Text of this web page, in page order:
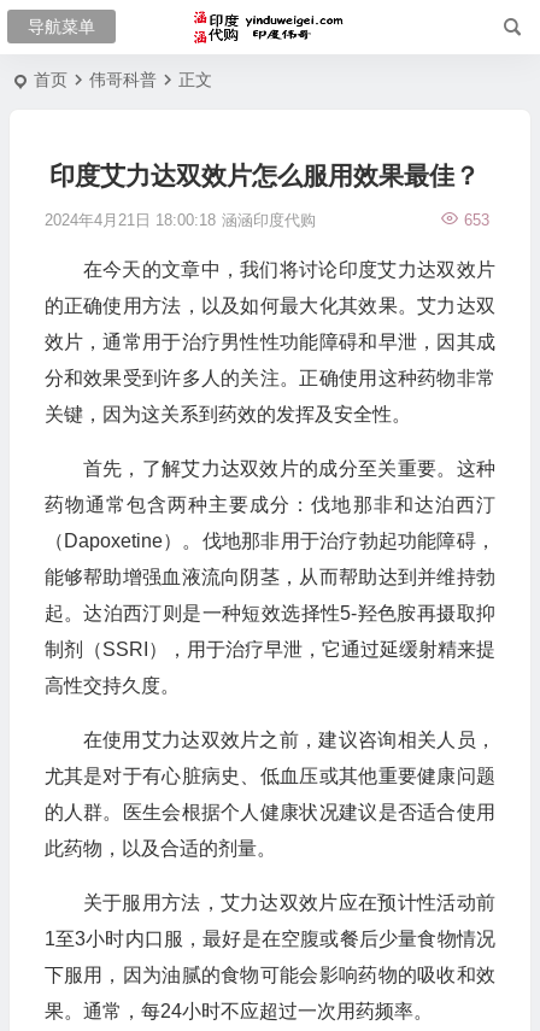
首页 伟哥科普 正文
印度艾力达双效片怎么服用效果最佳？
2024年4月21日 18:00:18 涵涵印度代购 653
在今天的文章中，我们将讨论印度艾力达双效片
的正确使用方法，以及如何最大化其效果。艾力达双
效片，通常用于治疗男性性功能障碍和早泄，因其成
分和效果受到许多人的关注。正确使用这种药物非常
关键，因为这关系到药效的发挥及安全性。
首先，了解艾力达双效片的成分至关重要。这种
药物通常包含两种主要成分：伐地那非和达泊西汀
（Dapoxetine）。伐地那非用于治疗勃起功能障碍，
能够帮助增强血液流向阴茎，从而帮助达到并维持勃
起。达泊西汀则是一种短效选择性5-羟色胺再摄取抑
制剂（SSRI），用于治疗早泄，它通过延缓射精来提
高性交持久度。
在使用艾力达双效片之前，建议咨询相关人员，
尤其是对于有心脏病史、低血压或其他重要健康问题
的人群。医生会根据个人健康状况建议是否适合使用
此药物，以及合适的剂量。
关于服用方法，艾力达双效片应在预计性活动前
1至3小时内口服，最好是在空腹或餐后少量食物情况
下服用，因为油腻的食物可能会影响药物的吸收和效
果。通常，每24小时不应超过一次用药频率。